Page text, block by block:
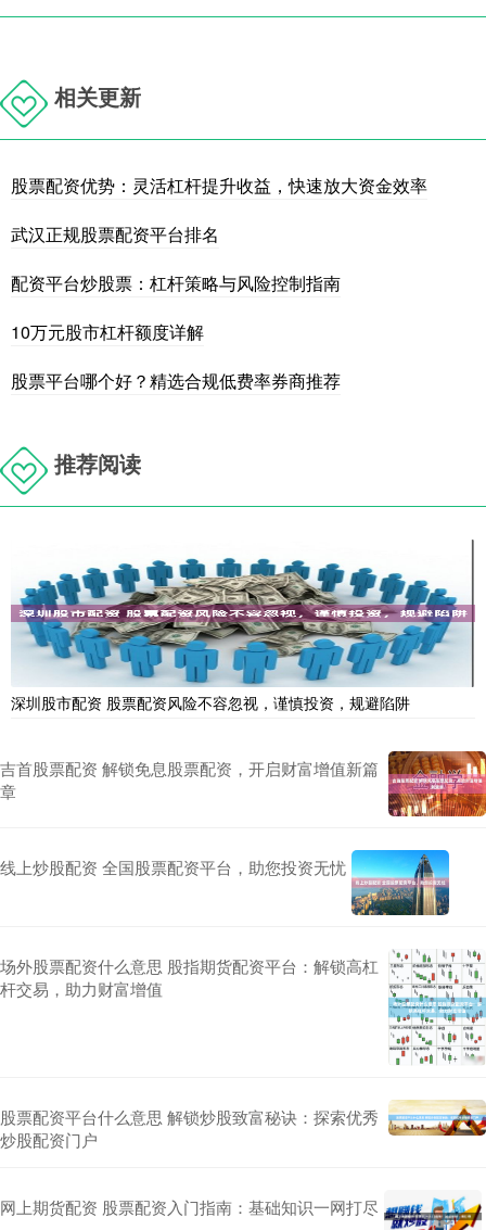
相关更新
股票配资优势：灵活杠杆提升收益，快速放大资金效率
武汉正规股票配资平台排名
配资平台炒股票：杠杆策略与风险控制指南
10万元股市杠杆额度详解
股票平台哪个好？精选合规低费率券商推荐
推荐阅读
深圳股市配资 股票配资风险不容忽视，谨慎投资，规避陷阱
吉首股票配资 解锁免息股票配资，开启财富增值新篇
章
线上炒股配资 全国股票配资平台，助您投资无忧
场外股票配资什么意思 股指期货配资平台：解锁高杠
杆交易，助力财富增值
股票配资平台什么意思 解锁炒股致富秘诀：探索优秀
炒股配资门户
网上期货配资 股票配资入门指南：基础知识一网打尽